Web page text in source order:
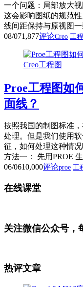
一个问题：局部放大
这会影响图纸的规范
线间距保持与原视图
08/071,877评论Creo 工
Creo工程图
Proe工程图如
面线？
按照我国的制图标准
处理。但是我们使用
征，如何处理这种情
方法一： 先用PROE
06/0610,000评论proe 工
在线课堂
关注微信公众号，
热评文章